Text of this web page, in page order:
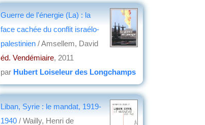
Guerre de l'énergie (La) : la
face cachée du conflit israélo-
palestinien / Amsellem, David
éd. Vendémiaire, 2011
par Hubert Loiseleur des Longchamps
Liban, Syrie : le mandat, 1919-
1940 / Wailly, Henri de